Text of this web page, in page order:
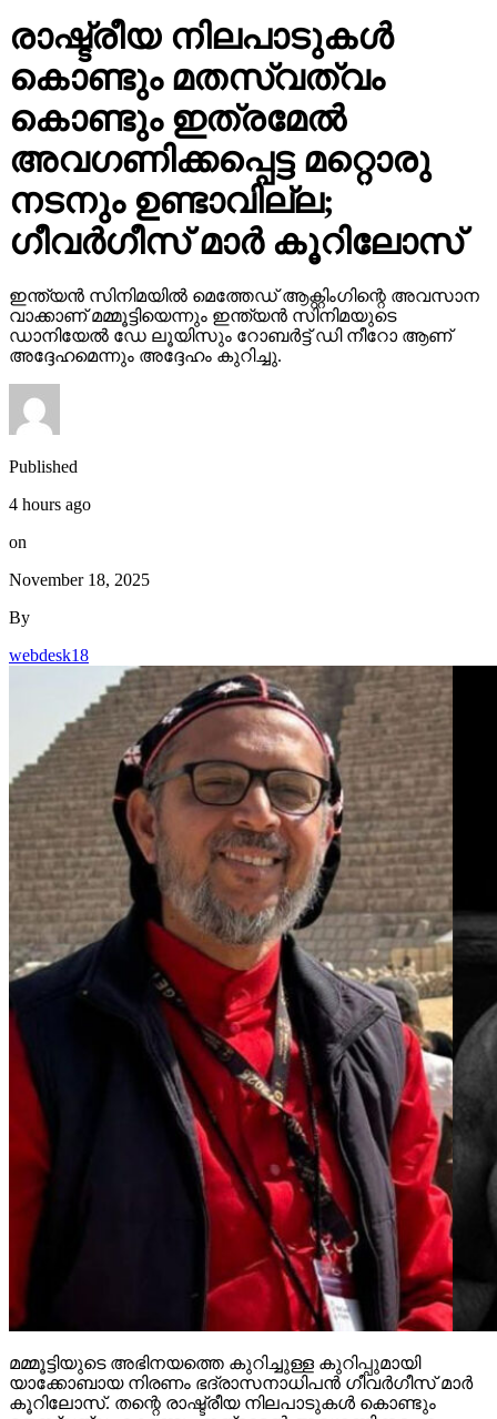
രാഷ്ട്രീയ നിലപാടുകള്‍
കൊണ്ടും മതസ്വത്വം
കൊണ്ടും ഇത്രമേല്‍
അവഗണിക്കപ്പെട്ട മറ്റൊരു
നടനും ഉണ്ടാവില്ല;
ഗീവര്‍ഗീസ് മാര്‍ കൂറിലോസ്
ഇന്ത്യന്‍ സിനിമയില്‍ മെത്തേഡ് ആക്റ്റിംഗിന്റെ അവസാന
വാക്കാണ് മമ്മൂട്ടിയെന്നും ഇന്ത്യന്‍ സിനിമയുടെ
ഡാനിയേല്‍ ഡേ ലൂയിസും റോബര്‍ട്ട് ഡി നീറോ ആണ്
അദ്ദേഹമെന്നും അദ്ദേഹം കുറിച്ചു.
Published
4 hours ago
on
November 18, 2025
By
webdesk18
മമ്മൂട്ടിയുടെ അഭിനയത്തെ കുറിച്ചുള്ള കുറിപ്പുമായി
യാക്കോബായ നിരണം ഭദ്രാസനാധിപന്‍ ഗീവര്‍ഗീസ് മാര്‍
കൂറിലോസ്. തന്റെ രാഷ്ട്രീയ നിലപാടുകള്‍ കൊണ്ടും